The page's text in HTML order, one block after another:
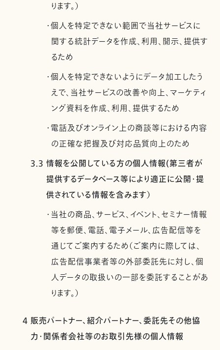
ります。）
・個人を特定できない範囲で当社サービスに
関する統計データを作成、利用、開示、提供す
るため
・個人を特定できないようにデータ加工したう
えで、当社サービスの改善や向上、マーケティ
ング資料を作成、利用、提供するため
・電話及びオンライン上の商談等における内容
の正確な把握及び対応品質向上のため
3.3 情報を公開している方の個人情報(第三者が
提供するデータベース等により適正に公開・提
供されている情報を含みます）
・当社の商品、サービス、イベント、セミナー情報
等を郵便、電話、電子メール、広告配信等を
通じてご案内するため（ご案内に際しては、
広告配信事業者等の外部委託先に対し、個
人データの取扱いの一部を委託することがあ
ります。）
4 販売パートナー、紹介パートナー、委託先その他協
力・関係者会社等のお取引先様の個人情報